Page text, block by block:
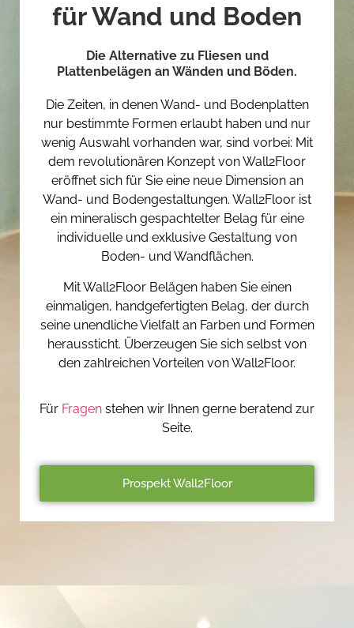
für Wand und Boden
Die Alternative zu Fliesen und
Plattenbelägen an Wänden und Böden.
Die Zeiten, in denen Wand- und Bodenplatten
nur bestimmte Formen erlaubt haben und nur
wenig Auswahl vorhanden war, sind vorbei: Mit
dem revolutionären Konzept von Wall2Floor
eröffnet sich für Sie eine neue Dimension an
Wand- und Bodengestaltungen. Wall2Floor ist
ein mineralisch gespachtelter Belag für eine
individuelle und exklusive Gestaltung von
Boden- und Wandflächen.
Mit Wall2Floor Belägen haben Sie einen
einmaligen, handgefertigten Belag, der durch
seine unendliche Vielfalt an Farben und Formen
heraussticht. Überzeugen Sie sich selbst von
den zahlreichen Vorteilen von Wall2Floor.
Für Fragen stehen wir Ihnen gerne beratend zur
Seite.
Prospekt Wall2Floor